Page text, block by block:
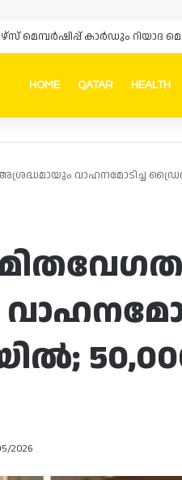
മെമ്പർഷിപ്പ് കാർഡും
HOME QATAR HEALTH
വാഹനമോടിച്ച ഡ്രൈവർ
2026